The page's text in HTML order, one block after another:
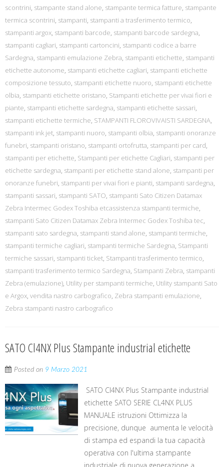
scontrini, stampante stand alone, stampante termica fatture, stampante
termica scontrini, stampanti, stampanti a trasferimento termico,
stampanti argox, stampanti barcode, stampanti barcode sardegna,
stampanti cagliari, stampanti cartoncini, stampanti codice a barre
Sardegna, stampanti emulazione Zebra, stampanti etichette, stampanti
etichette autonome, stampanti etichette cagliari, stampanti etichette
composizione tessuto, stampanti etichette nuoro, stampanti etichette
olbia, stampanti etichette oristano, Stampanti etichette per vivai fiori e
piante, stampanti etichette sardegna, stampanti etichette sassari,
stampanti etichette termiche, STAMPANTI FLOROVIVAISTI SARDEGNA,
stampanti ink jet, stampanti nuoro, stampanti olbia, stampanti onoranze
funebri, stampanti oristano, stampanti ortofrutta, stampanti per card,
stampanti per etichette, Stampanti per etichette Cagliari, stampanti per
etichette sardegna, stampanti per etichette stand alone, stampanti per
onoranze funebri, stampanti per vivai fiori e pianti, stampanti sardegna,
stampanti sassari, stampanti SATO, stampanti Sato Citizen Datamax
Zebra Intermec Godex Toshiba etcassistenza stampanti termiche,
stampanti Sato Citizen Datamax Zebra Intermec Godex Toshiba tec,
stampanti sato sardegna, stampanti stand alone, stampanti termiche,
stampanti termiche cagliari, stampanti termiche Sardegna, Stampanti
termiche sassari, stampanti ticket, Stampanti trasferimento termico,
stampanti trasferimento termico Sardegna, Stampanti Zebra, stampanti
Zebra (emulazione), Utility per stampanti termiche, Utility stampanti Sato
e Argox, vendita nastro carbografico, Zebra stampanti emulazione,
Zebra stampanti nastro carbografico
SATO Cl4NX Plus Stampante industrial etichette
Posted on 9 Marzo 2021
SATO Cl4NX Plus Stampante industrial
etichette SATO SERIE CL4NX PLUS
MANUALE istruzioni Ottimizza la
precisione, dunque aumenta le velocità
di stampa ed espandi la tua capacità
operativa con l'ultima stampante